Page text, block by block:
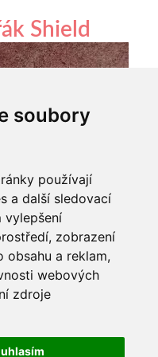
soubory
používají
a další sledovací
vylepšení
zobrazení
obsahu a reklam,
webových
zdroje
Shield